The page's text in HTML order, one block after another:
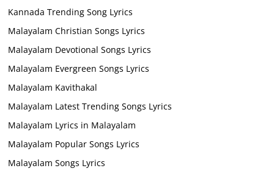
Kannada Trending Song Lyrics
Malayalam Christian Songs Lyrics
Malayalam Devotional Songs Lyrics
Malayalam Evergreen Songs Lyrics
Malayalam Kavithakal
Malayalam Latest Trending Songs Lyrics
Malayalam Lyrics in Malayalam
Malayalam Popular Songs Lyrics
Malayalam Songs Lyrics